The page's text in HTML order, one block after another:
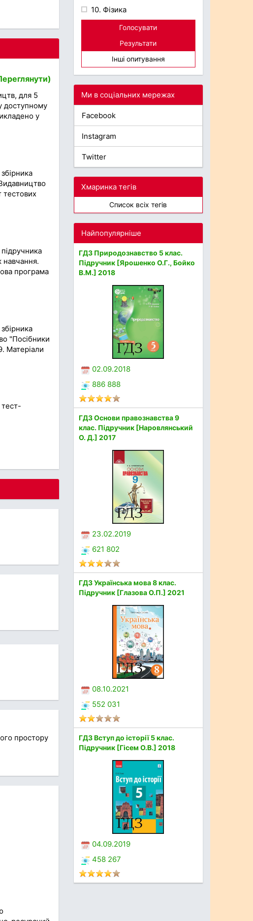
для 5
доступному
у
тестових
навчання.
програма
"Посібники
Матеріали
простору
10. Фізика
Голосувати
Результати
Інші опитування
Ми в соціальних мережах
Facebook
Instagram
Twitter
Хмаринка тегів
Список всіх тегів
Найпопулярніше
ГДЗ Природознавство 5 клас.
Підручник [Ярошенко О.Г., Бойко
В.М.] 2018
02.09.2018
886 888
ГДЗ Основи правознавства 9
клас. Підручник [Наровлянський
О. Д.] 2017
23.02.2019
621 802
ГДЗ Українська мова 8 клас.
Підручник [Глазова О.П.] 2021
08.10.2021
552 031
ГДЗ Вступ до історії 5 клас.
Підручник [Гісем О.В.] 2018
04.09.2019
458 267